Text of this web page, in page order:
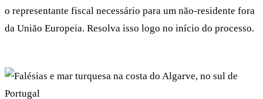
o representante fiscal necessário para um não-residente fora
da União Europeia. Resolva isso logo no início do processo.